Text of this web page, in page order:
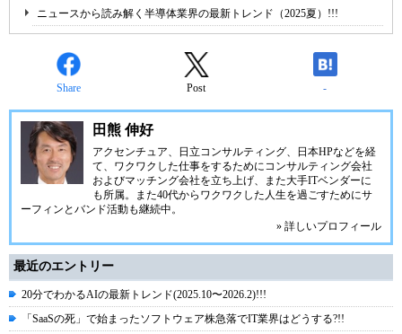
ニュースから読み解く半導体業界の最新トレンド（2025夏）!!!
Share Post -
田熊 伸好
アクセンチュア、日立コンサルティング、日本HPなどを経
て、ワクワクした仕事をするためにコンサルティング会社
およびマッチング会社を立ち上げ、また大手ITベンダーに
も所属。また40代からワクワクした人生を過ごすためにサ
ーフィンとバンド活動も継続中。
» 詳しいプロフィール
最近のエントリー
20分でわかるAIの最新トレンド(2025.10〜2026.2)!!!
「SaaSの死」で始まったソフトウェア株急落でIT業界はどうする?!!